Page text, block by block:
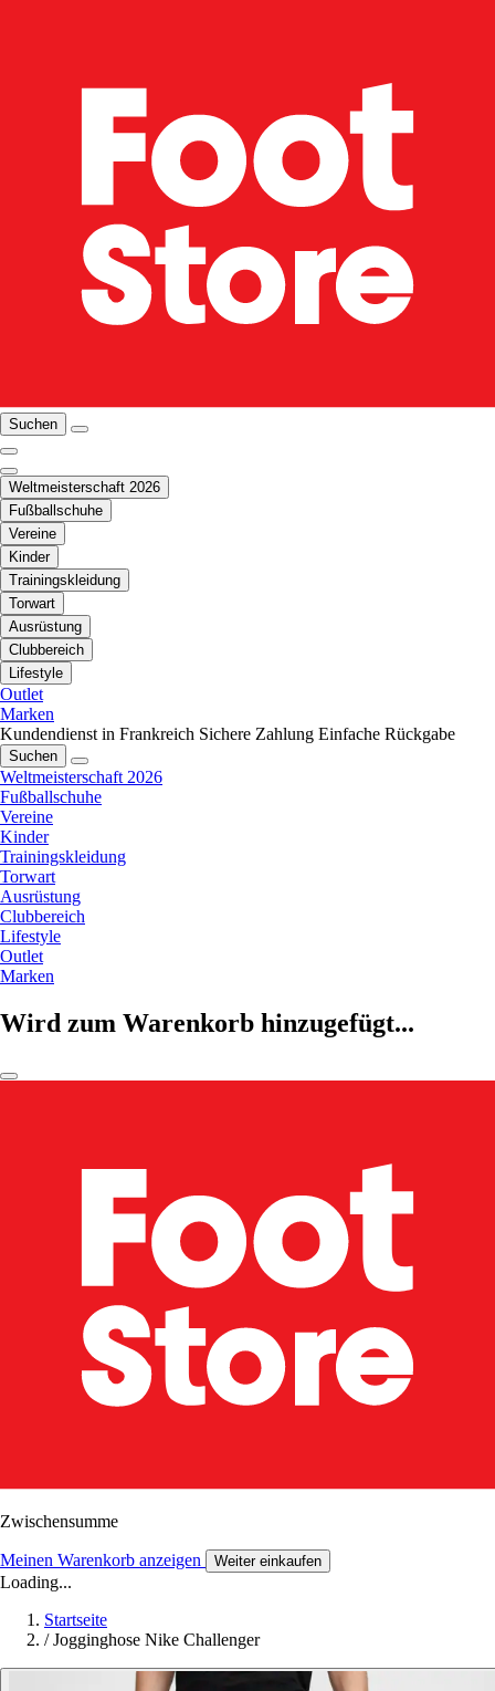
Suchen
Weltmeisterschaft 2026
Fußballschuhe
Vereine
Kinder
Trainingskleidung
Torwart
Ausrüstung
Clubbereich
Lifestyle
Outlet
Marken
Kundendienst in Frankreich Sichere Zahlung Einfache Rückgabe
Suchen
Weltmeisterschaft 2026
Fußballschuhe
Vereine
Kinder
Trainingskleidung
Torwart
Ausrüstung
Clubbereich
Lifestyle
Outlet
Marken
Wird zum Warenkorb hinzugefügt...
Zwischensumme
Meinen Warenkorb anzeigen Weiter einkaufen
Loading...
Startseite
/ Jogginghose Nike Challenger